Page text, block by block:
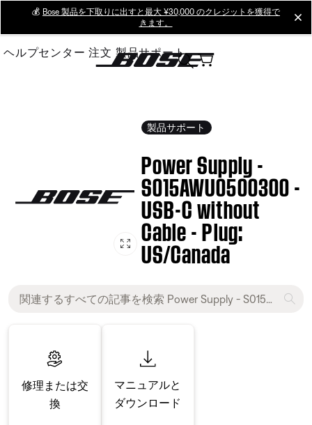
Main
💰 Bose 製品を下取りに出すと最大 ¥30,000 のクレジットを獲得で
きます。
ヘルプセンター 注文 製品サポート
製品サポート
Power Supply -
S015AWU0500300 -
USB-C without
Cable - Plug:
US/Canada
修理または交
換
マニュアルと
ダウンロード